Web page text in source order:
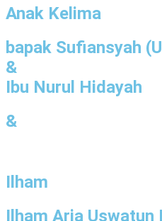
Anak Kelima
bapak Sufiansyah
&
Ibu Nurul Hidayah
&
Ilham
Ilham Aria Uswatun